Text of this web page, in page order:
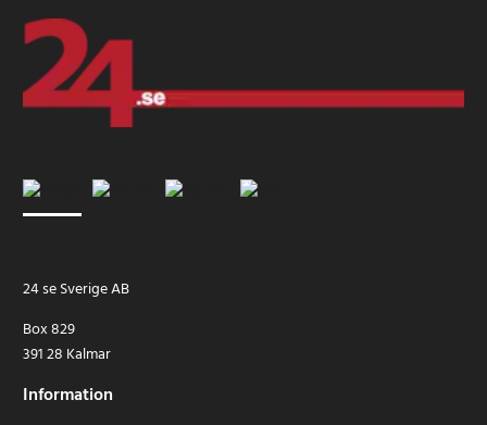
24 se Sverige AB
Box 829
391 28 Kalmar
Information